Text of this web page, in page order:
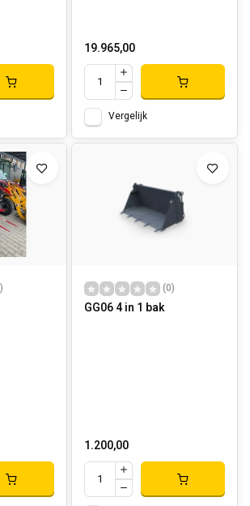
19.965,00
Vergelijk
(0)
GG06 4 in 1 bak
1.200,00